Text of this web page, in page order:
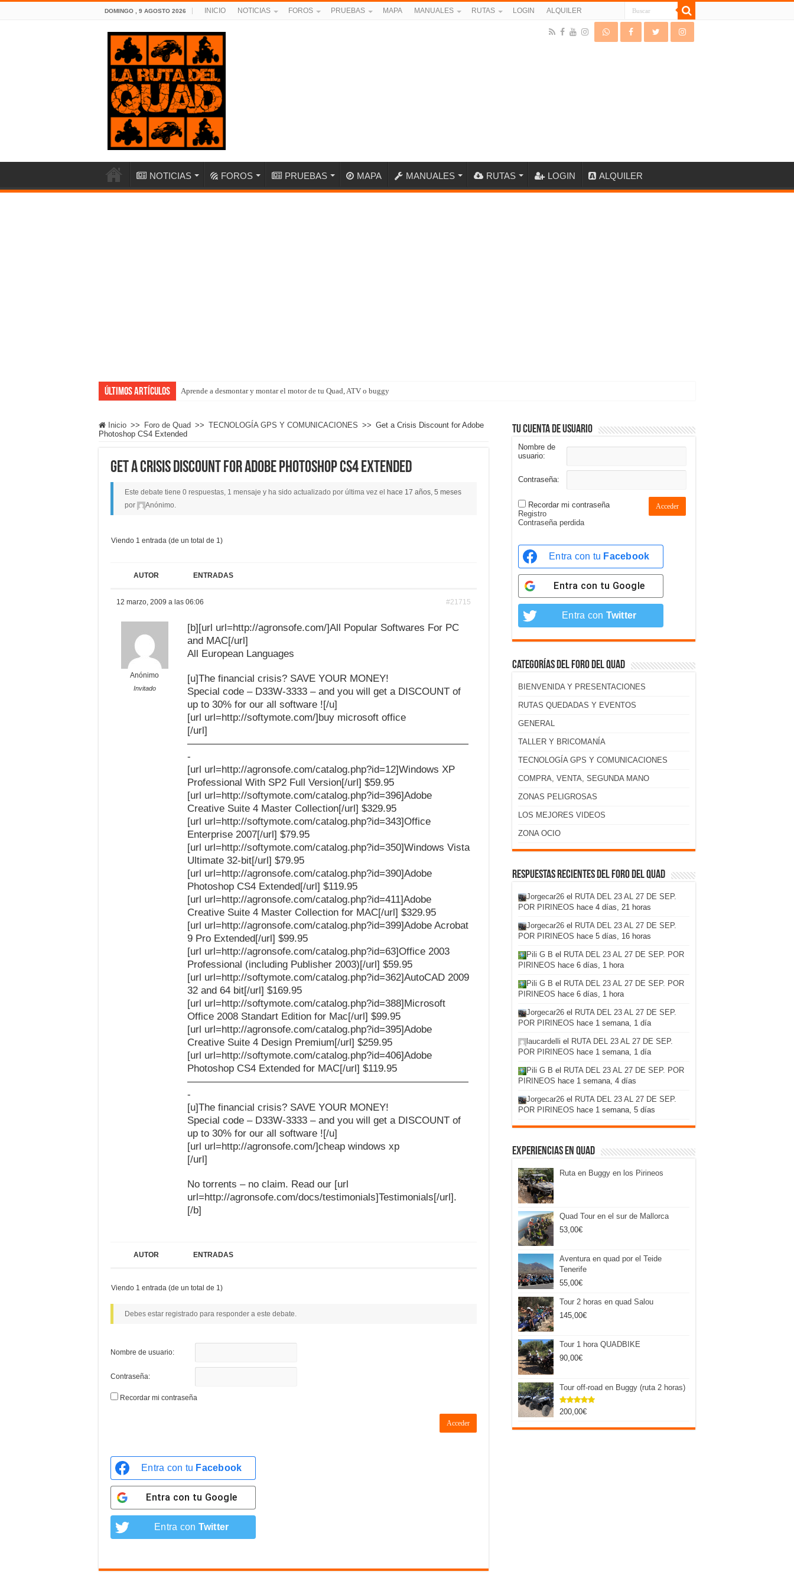
DOMINGO , 9 AGOSTO 2026 INICIO NOTICIAS FOROS PRUEBAS MAPA MANUALES RUTAS LOGIN ALQUILER
NOTICIAS FOROS PRUEBAS MAPA MANUALES RUTAS LOGIN ALQUILER
Últimos artículos Aprende a desmontar y montar el motor de tu Quad, ATV o buggy
Inicio >> Foro de Quad >> TECNOLOGÍA GPS Y COMUNICACIONES >> Get a Crisis Discount for Adobe
Photoshop CS4 Extended
Get a Crisis Discount for Adobe Photoshop CS4 Extended
Este debate tiene 0 respuestas, 1 mensaje y ha sido actualizado por última vez el
hace 17 años, 5 meses
por
Anónimo.
Viendo 1 entrada (de un total de 1)
AUTOR ENTRADAS
12 marzo, 2009 a las 06:06 #21715
Anónimo
Invitado
[b][url url=http://agronsofe.com/]All Popular Softwares For PC
and MAC[/url]
All European Languages
[u]The financial crisis? SAVE YOUR MONEY!
Special code – D33W-3333 – and you will get a DISCOUNT of
up to 30% for our all software ![/u]
[url url=http://softymote.com/]buy microsoft office
[/url]
————————————————————————————
-
[url url=http://agronsofe.com/catalog.php?id=12]Windows XP
Professional With SP2 Full Version[/url] $59.95
[url url=http://softymote.com/catalog.php?id=396]Adobe
Creative Suite 4 Master Collection[/url] $329.95
[url url=http://softymote.com/catalog.php?id=343]Office
Enterprise 2007[/url] $79.95
[url url=http://softymote.com/catalog.php?id=350]Windows Vista
Ultimate 32-bit[/url] $79.95
[url url=http://agronsofe.com/catalog.php?id=390]Adobe
Photoshop CS4 Extended[/url] $119.95
[url url=http://agronsofe.com/catalog.php?id=411]Adobe
Creative Suite 4 Master Collection for MAC[/url] $329.95
[url url=http://agronsofe.com/catalog.php?id=399]Adobe Acrobat
9 Pro Extended[/url] $99.95
[url url=http://agronsofe.com/catalog.php?id=63]Office 2003
Professional (including Publisher 2003)[/url] $59.95
[url url=http://softymote.com/catalog.php?id=362]AutoCAD 2009
32 and 64 bit[/url] $169.95
[url url=http://softymote.com/catalog.php?id=388]Microsoft
Office 2008 Standart Edition for Mac[/url] $99.95
[url url=http://agronsofe.com/catalog.php?id=395]Adobe
Creative Suite 4 Design Premium[/url] $259.95
[url url=http://softymote.com/catalog.php?id=406]Adobe
Photoshop CS4 Extended for MAC[/url] $119.95
————————————————————————————
-
[u]The financial crisis? SAVE YOUR MONEY!
Special code – D33W-3333 – and you will get a DISCOUNT of
up to 30% for our all software ![/u]
[url url=http://agronsofe.com/]cheap windows xp
[/url]
No torrents – no claim. Read our [url
url=http://agronsofe.com/docs/testimonials]Testimonials[/url].
[/b]
AUTOR ENTRADAS
Viendo 1 entrada (de un total de 1)
Debes estar registrado para responder a este debate.
Nombre de usuario:
Contraseña:
Recordar mi contraseña
Acceder
Entra con tu Facebook
Entra con tu Google
Entra con Twitter
Tu cuenta de usuario
Nombre de
usuario:
Contraseña:
Recordar mi contraseña Acceder
Registro
Contraseña perdida
Entra con tu Facebook
Entra con tu Google
Entra con Twitter
Categorías del foro del Quad
BIENVENIDA Y PRESENTACIONES
RUTAS QUEDADAS Y EVENTOS
GENERAL
TALLER Y BRICOMANÍA
TECNOLOGÍA GPS Y COMUNICACIONES
COMPRA, VENTA, SEGUNDA MANO
ZONAS PELIGROSAS
LOS MEJORES VIDEOS
ZONA OCIO
Respuestas recientes del foro del Quad
Jorgecar26 el RUTA DEL 23 AL 27 DE SEP.
POR PIRINEOS hace 4 días, 21 horas
Jorgecar26 el RUTA DEL 23 AL 27 DE SEP.
POR PIRINEOS hace 5 días, 16 horas
Pili G B el RUTA DEL 23 AL 27 DE SEP. POR
PIRINEOS hace 6 días, 1 hora
Pili G B el RUTA DEL 23 AL 27 DE SEP. POR
PIRINEOS hace 6 días, 1 hora
Jorgecar26 el RUTA DEL 23 AL 27 DE SEP.
POR PIRINEOS hace 1 semana, 1 día
laucardelli el RUTA DEL 23 AL 27 DE SEP.
POR PIRINEOS hace 1 semana, 1 día
Pili G B el RUTA DEL 23 AL 27 DE SEP. POR
PIRINEOS hace 1 semana, 4 días
Jorgecar26 el RUTA DEL 23 AL 27 DE SEP.
POR PIRINEOS hace 1 semana, 5 días
Experiencias en Quad
Ruta en Buggy en los Pirineos
Quad Tour en el sur de Mallorca
53,00€
Aventura en quad por el Teide
Tenerife
55,00€
Tour 2 horas en quad Salou
145,00€
Tour 1 hora QUADBIKE
90,00€
Tour off-road en Buggy (ruta 2 horas)
Valorado
de 5
200,00€